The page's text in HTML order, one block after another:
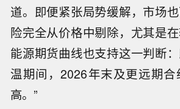
道。即便紧张局势缓解，市场
险完全从价格中剔除，尤其是在
能源期货曲线也支持这一判断
温期间，2026年末及更远期
高。”